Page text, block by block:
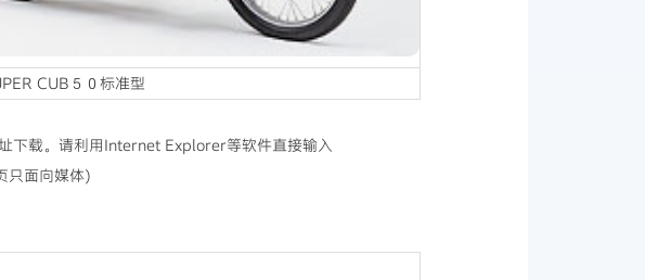
CUB５０标准型
下载。请利用Internet Explorer等软件直接输入
面向媒体)